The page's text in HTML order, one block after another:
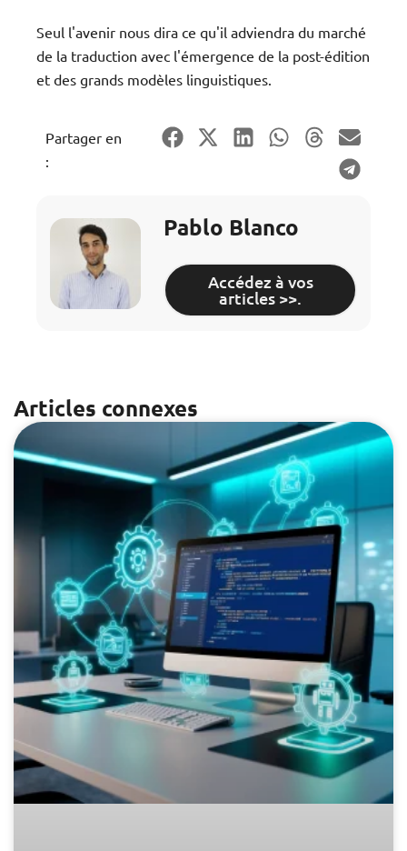
Seul l'avenir nous dira ce qu'il adviendra du marché
de la traduction avec l'émergence de la post-édition
et des grands modèles linguistiques.
Partager en
:
Pablo Blanco
Accédez à vos
articles >>.
Articles connexes